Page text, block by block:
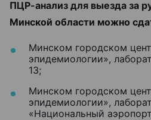
ПЦР-анализ для выезда за
Минской области можно
Минском городском
эпидемиологии»,
13;
Минском городском
эпидемиологии»,
«Национальный